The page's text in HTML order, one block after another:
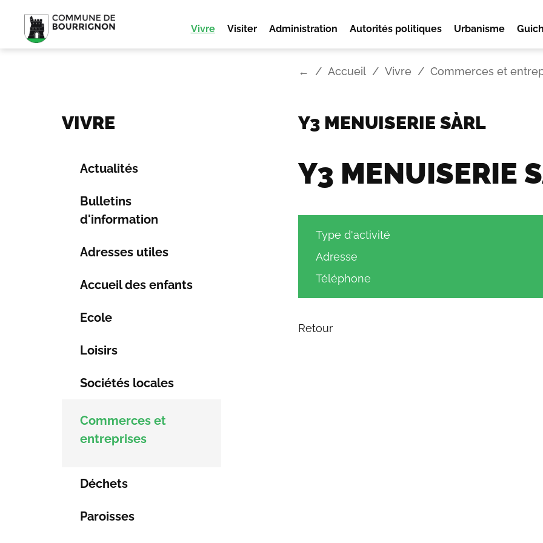
Vivre Visiter Administration Autorités politiques Urbanisme
←
Accueil Vivre Commerces et
VIVRE
Actualités
Bulletins
d'information
Adresses utiles
Accueil des enfants
Ecole
Loisirs
Sociétés locales
Commerces et
entreprises
Déchets
Paroisses
Y3 MENUISERIE SÀRL
Y3 MENUISERIE
Type d'activité
Adresse
Téléphone
Retour